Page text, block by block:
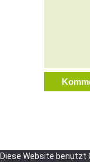
Diese Website benutzt